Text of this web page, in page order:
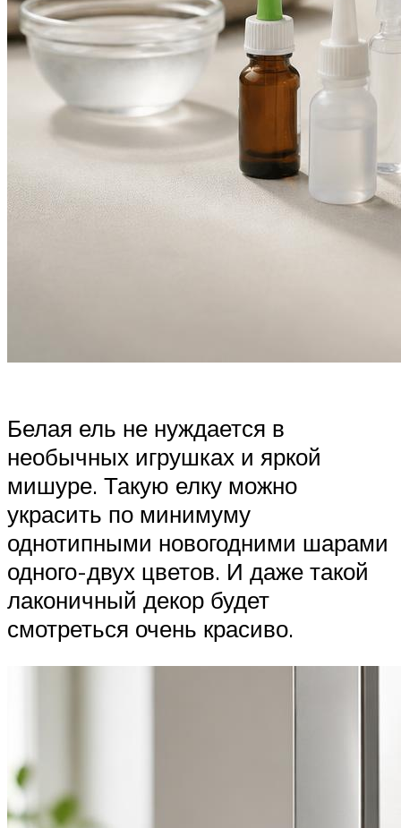
Белая ель не нуждается в
необычных игрушках и яркой
мишуре. Такую елку можно
украсить по минимуму
однотипными новогодними шарами
одного-двух цветов. И даже такой
лаконичный декор будет
смотреться очень красиво.